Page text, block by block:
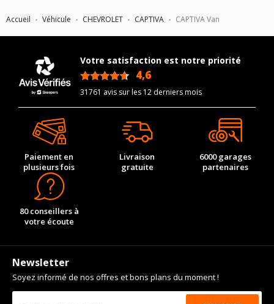
Accueil Véhicule CHEVROLET CAPTIVA CAPTIVA Van
Votre satisfaction est notre priorité
4,6
31761 avis sur les 12 derniers mois
Paiement en
plusieurs fois
Livraison
gratuite
6000 garages
partenaires
80 conseillers à
votre écoute
Newsletter
Soyez informé de nos offres et bons plans du moment !